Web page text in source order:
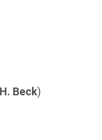
Beck)